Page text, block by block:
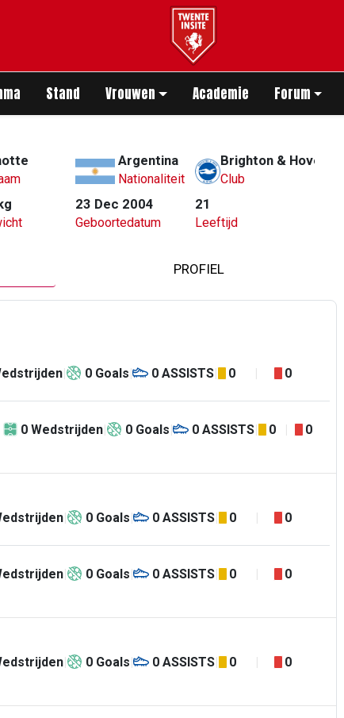
Stand Vrouwen Academie Forum
Argentina
Nationaliteit
Brighton & Hove
Club
23 Dec 2004
Geboortedatum
21
Leeftijd
PROFIEL
0 Goals 0 ASSISTS 0 0
0 Wedstrijden 0 Goals 0 ASSISTS 0 0
0 Goals 0 ASSISTS 0 0
0 Goals 0 ASSISTS 0 0
0 Goals 0 ASSISTS 0 0